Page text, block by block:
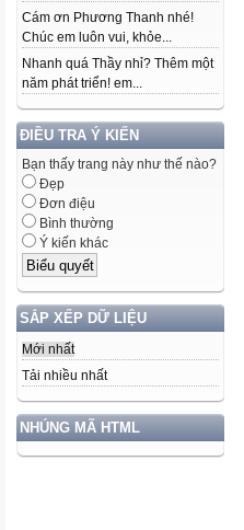
Cám ơn Phương Thanh nhé!
Chúc em luôn vui, khỏe...
Nhanh quá Thầy nhỉ? Thêm một
năm phát triển! em...
ĐIỀU TRA Ý KIẾN
Bạn thấy trang này như thế nào?
Đẹp
Đơn điệu
Bình thường
Ý kiến khác
SẮP XẾP DỮ LIỆU
Mới nhất
Tải nhiều nhất
NHÚNG MÃ HTML